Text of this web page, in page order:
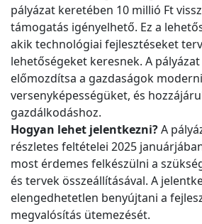
pályázat keretében 10 millió Ft
támogatás igényelhető. Ez a
akik technológiai fejlesztéseket
lehetőségeket keresnek. A
előmozdítsa a gazdaságok
versenyképességüket, és
gazdálkodáshoz.
Hogyan lehet jelentkezni?A
részletes feltételei 2025
most érdemes felkészülni a
és tervek összeállításával. A
elengedhetetlen benyújtani a
megvalósítás ütemezését.